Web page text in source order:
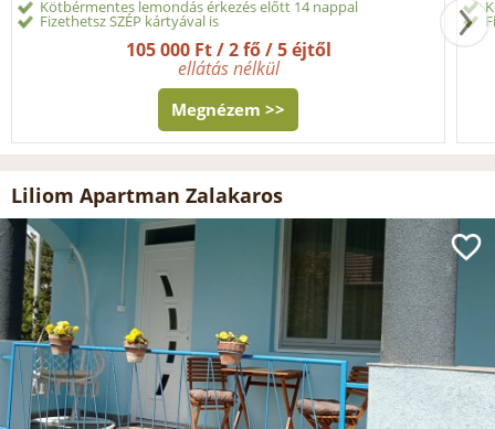
Kötbérmentes lemondás érkezés előtt 14 nappal
Fizethetsz SZÉP kártyával is
105 000 Ft / 2 fő / 5 éjtől
ellátás nélkül
Megnézem >>
Liliom Apartman Zalakaros